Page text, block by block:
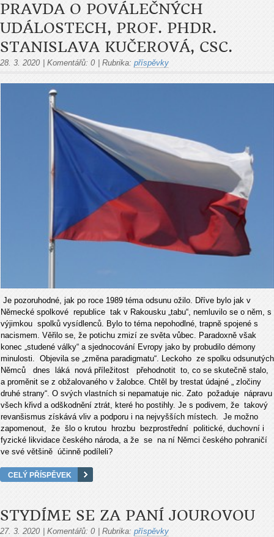
PRAVDA O POVÁLEČNÝCH
UDÁLOSTECH, PROF. PHDR.
STANISLAVA KUČEROVÁ, CSC.
28. 3. 2020 Komentářů: 0 Rubrika: příspěvky
Je pozoruhodné, jak po roce 1989 téma odsunu ožilo. Dříve bylo jak v
Německé spolkové republice tak v Rakousku „tabu“, nemluvilo se o něm, s
výjimkou spolků vysídlenců. Bylo to téma nepohodlné, trapně spojené s
nacismem. Věřilo se, že potichu zmizí ze světa vůbec. Paradoxně však
konec „studené války“ a sjednocování Evropy jako by probudilo démony
minulosti. Objevila se „změna paradigmatu“. Leckoho ze spolku odsunutých
Němců dnes láká nová příležitost přehodnotit to, co se skutečně stalo,
a proměnit se z obžalovaného v žalobce. Chtěl by trestat údajné „ zločiny
druhé strany“. O svých vlastních si nepamatuje nic. Zato požaduje nápravu
všech křivd a odškodnění ztrát, které ho postihly. Je s podivem, že takový
revanšismus získává vliv a podporu i na nejvyšších místech. Je možno
zapomenout, že šlo o krutou hrozbu bezprostřední politické, duchovní i
fyzické likvidace českého národa, a že se na ní Němci českého pohraničí
ve své většině účinně podíleli?
CELÝ PŘÍSPĚVEK
STYDÍME SE ZA PANÍ JOUROVOU
27. 3. 2020 Komentářů: 0 Rubrika: příspěvky